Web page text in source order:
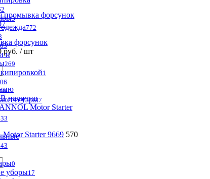
3
772
и
269
1
7
0
уборы17
форсунок
руб. / шт
В наличии
Starter 9669 570